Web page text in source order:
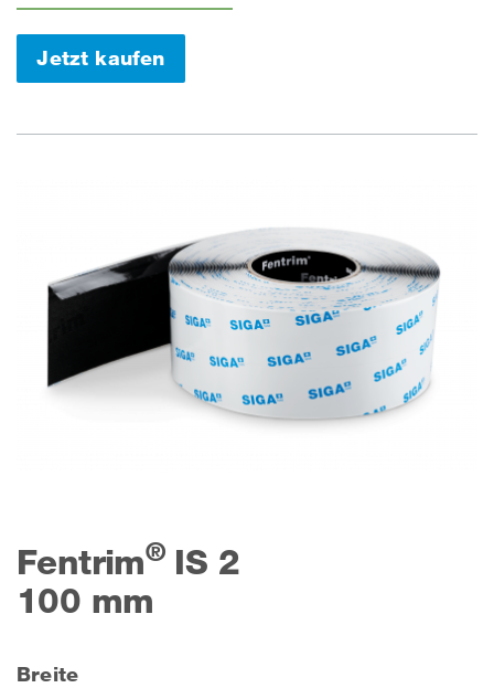
Jetzt kaufen
Fentrim®IS 2
100 mm
Breite